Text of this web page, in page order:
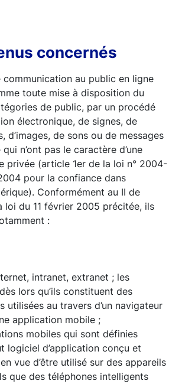
concernés
communication au public en ligne
toute mise à disposition du
de public, par un procédé
électronique, de signes, de
d’images, de sons ou de messages
n’ont pas le caractère d’une
privée (article 1er de la loi n° 2004-
pour la confiance dans
Conformément au II de
loi du 11 février 2005 précitée, ils
:
intranet, extranet ; les
lors qu’ils constituent des
utilisées au travers d’un navigateur
application mobile ;
mobiles qui sont définies
logiciel d’application conçu et
vue d’être utilisé sur des appareils
que des téléphones intelligents